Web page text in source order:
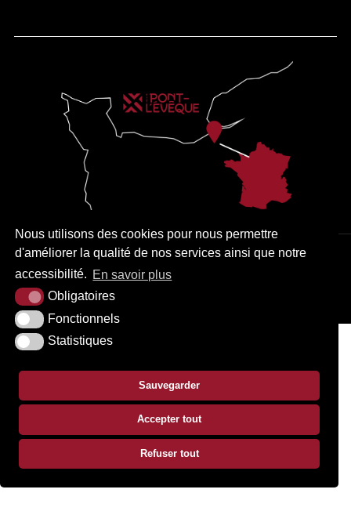
Nous utilisons des cookies pour nous permettre
d'améliorer la qualité de nos services ainsi que notre
accessibilité. En savoir plus
Obligatoires
Fonctionnels
Statistiques
Sauvegarder
Accepter tout
Refuser tout
PLAN DU SITE MENTIONS LÉGALES ACCESSIBILITÉ